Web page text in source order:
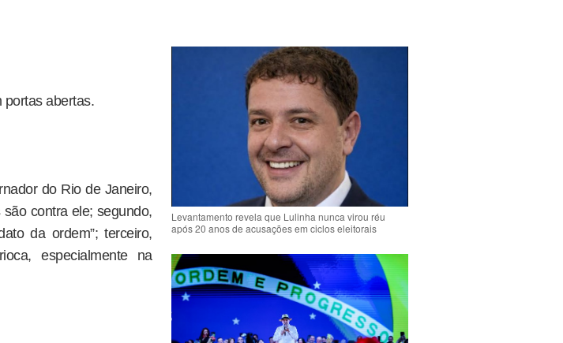
portas abertas.
do Rio de Janeiro,
contra ele; segundo,
da ordem”; terceiro,
especialmente na
Levantamento revela que Lulinha nunca virou réu
após 20 anos de acusações em ciclos eleitorais